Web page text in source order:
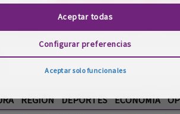
REGIÓN DEPORTES ECONOMÍA
Aceptar todas
Configurar preferencias
Aceptar solo funcionales